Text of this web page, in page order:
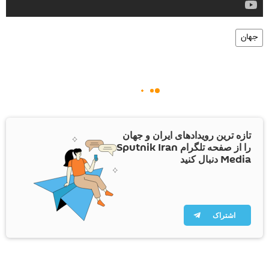
جهان
تازه ترین رویدادهای ایران و جهان
را از صفحه تلگرام Sputnik Iran
Media دنبال کنید
اشتراک